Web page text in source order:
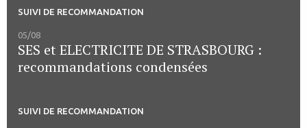
SUIVI DE RECOMMANDATION
05/08
SES et ELECTRICITE DE STRASBOURG :
recommandations condensées
SUIVI DE RECOMMANDATION